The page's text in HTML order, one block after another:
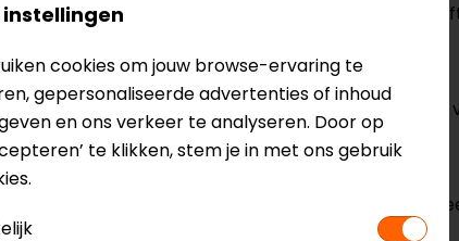
maar ook een unieke, luxe uitstraling
voor een fris, futuristisch uiterlijk. De werking
het vizier een mysterieuze, stijlvolle uitstraling
instellingen
cookies om jouw browse-ervaring te
gepersonaliseerde advertenties of inhoud
en ons verkeer te analyseren. Door op
te klikken, stem je in met ons gebruik